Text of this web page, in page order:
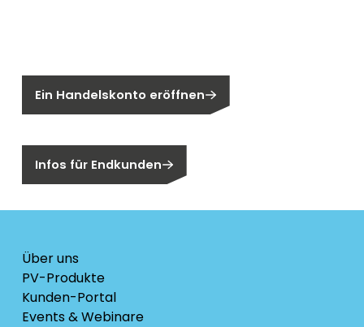
Ein Handelskonto eröffnen
Infos für Endkunden
Über uns
PV-Produkte
Kunden-Portal
Events & Webinare